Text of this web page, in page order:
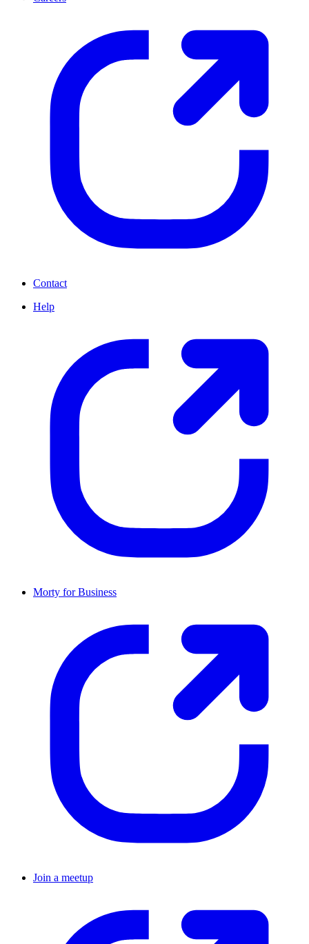
Contact
Help
Morty for Business
Join a meetup